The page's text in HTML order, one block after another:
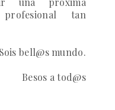
tan
Sois bell@s mundo.
Besos a tod@s